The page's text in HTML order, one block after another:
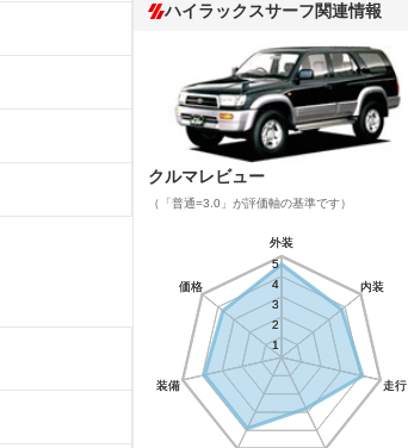
ハイラックスサーフ関連情報
クルマレビュー
（「普通=3.0」が評価軸の基準です）
外装
内装
走行
装備
価格
1
2
3
4
5
外装
内装
走行
装備
価格
1
2
3
4
5